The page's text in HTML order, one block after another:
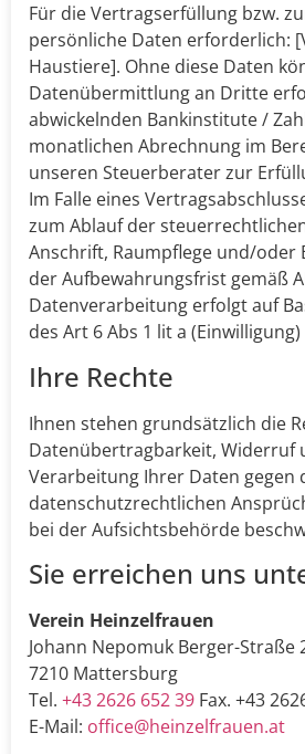
Für die Vertragserfüllung bzw.
persönliche Daten erforderlich:
Haustiere]. Ohne diese Daten
Datenübermittlung an Dritte
abwickelnden Bankinstitute /
monatlichen Abrechnung im
unseren Steuerberater zur
Im Falle eines
zum Ablauf der
Anschrift, Raumpflege und/oder
der Aufbewahrungsfrist gemäß
Datenverarbeitung erfolgt auf
des Art 6 Abs 1 lit a
Ihre Rechte
Ihnen stehen grundsätzlich die
Datenübertragbarkeit, Widerruf
Verarbeitung Ihrer Daten
datenschutzrechtlichen
bei der Aufsichtsbehörde
Sie erreichen uns
Verein Heinzelfrauen
Johann Nepomuk Berger-Straße
7210 Mattersburg
Tel. +43 2626 652 39Fax. +43
E-Mail: office@heinzelfrauen.at